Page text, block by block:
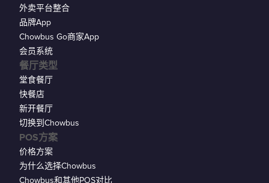
外卖平台整合
品牌App
Chowbus Go商家App
会员系统
餐厅类型
堂食餐厅
快餐店
新开餐厅
切换到Chowbus
POS方案
价格方案
为什么选择Chowbus
Chowbus和其他POS对比